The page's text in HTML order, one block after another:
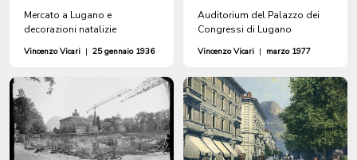
Mercato a Lugano e
decorazioni natalizie
Vincenzo Vicari | 25 gennaio 1936
Auditorium del Palazzo dei
Congressi di Lugano
Vincenzo Vicari | marzo 1977